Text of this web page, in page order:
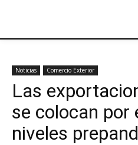
Noticias Comercio Exterior
Las
se colocan por
niveles